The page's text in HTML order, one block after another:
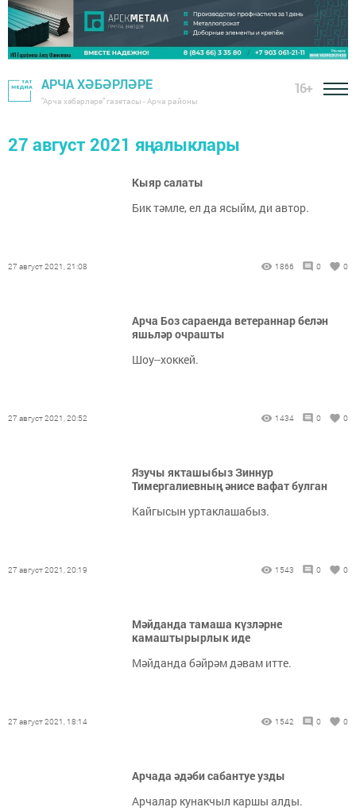
АРЧА ХӘБӘРЛӘРЕ
"Арча хәбәрләре" газетасы - Арча районы
16+
27 август 2021 яңалыклары
Кыяр салаты
Бик тәмле, ел да ясыйм, ди автор.
27 август 2021, 21:08 1866 0 0
Арча Боз сараенда ветераннар белән
яшьләр очрашты
Шоу--хоккей.
27 август 2021, 20:52 1434 0 0
Язучы якташыбыз Зиннур
Тимергалиевның әнисе вафат булган
Кайгысын уртаклашабыз.
27 август 2021, 20:19 1543 0 0
Мәйданда тамаша күзләрне
камаштырырлык иде
Мәйданда бәйрәм дәвам итте.
27 август 2021, 18:14 1542 0 0
Арчада әдәби сабантуе узды
Арчалар кунакчыл каршы алды.